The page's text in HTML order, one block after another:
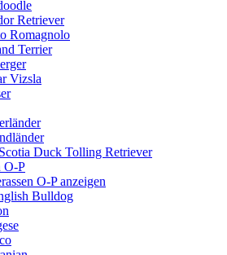
Retriever
Romagnolo
Terrier
Vizsla
Duck Tolling Retriever
O-P
O-P anzeigen
Bulldog